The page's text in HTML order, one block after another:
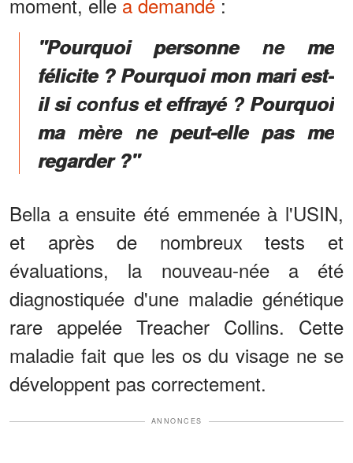
"Pourquoi personne ne me
félicite ? Pourquoi mon mari est-
il si confus et effrayé ? Pourquoi
ma mère ne peut-elle pas me
regarder ?"
Bella a ensuite été emmenée à l'USIN,
et après de nombreux tests et
évaluations, la nouveau-née a été
diagnostiquée d'une maladie génétique
rare appelée Treacher Collins. Cette
maladie fait que les os du visage ne se
développent pas correctement.
ANNONCES